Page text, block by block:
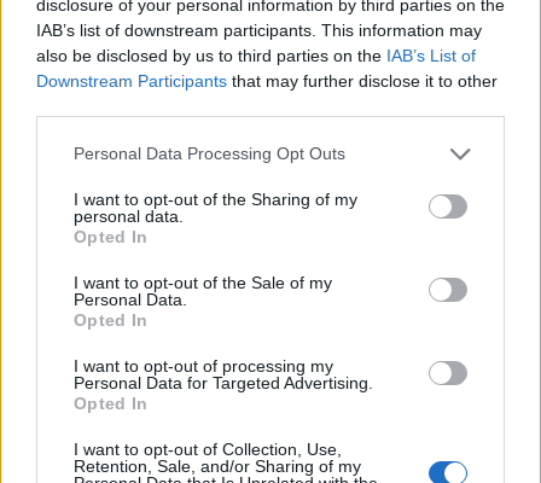
disclosure of your personal information by third parties on the
IAB’s list of downstream participants. This information may
also be disclosed by us to third parties on the IAB’s List of
Downstream Participants that may further disclose it to other
Personal Data Processing Opt Outs
I want to opt-out of the Sharing of my
personal data.
Opted In
I want to opt-out of the Sale of my
Personal Data.
Opted In
I want to opt-out of processing my
Personal Data for Targeted Advertising.
Opted In
I want to opt-out of Collection, Use,
Retention, Sale, and/or Sharing of my
Θα ενημερώσουμε όλους όσους έχουν λόγο στο
ΙΦΕΤ, τον ΕΟΦ και το Υπουργείο. Θα
ενημερώσουμε τους τομείς υγείας όλων των
κομμάτων, όχι για την προσωπική διένεξη δύο
ατόμων όπως σκανδαλωδώς ακούγεται, αλλά για
την πραγματικότητα, που είναι η απαξίωση των
υπαλλήλων του ΙΦΕΤ και οι κίνδυνοι διαχείρισης
εργασιών από μη υπαλλήλους του.
Χθες ήταν η έρευνα αγοράς, σήμερα η
μηχανογράφηση, αύριο τι θα είναι; Το λογιστήριο,
η αποθήκη; Ίσως όλη η εταιρεία;
Είμαστε εδώ για συνεχίσουμε να προβάλουμε τον